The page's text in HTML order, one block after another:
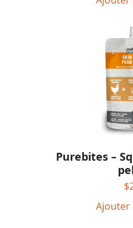
Purebites –
$
Ajouter